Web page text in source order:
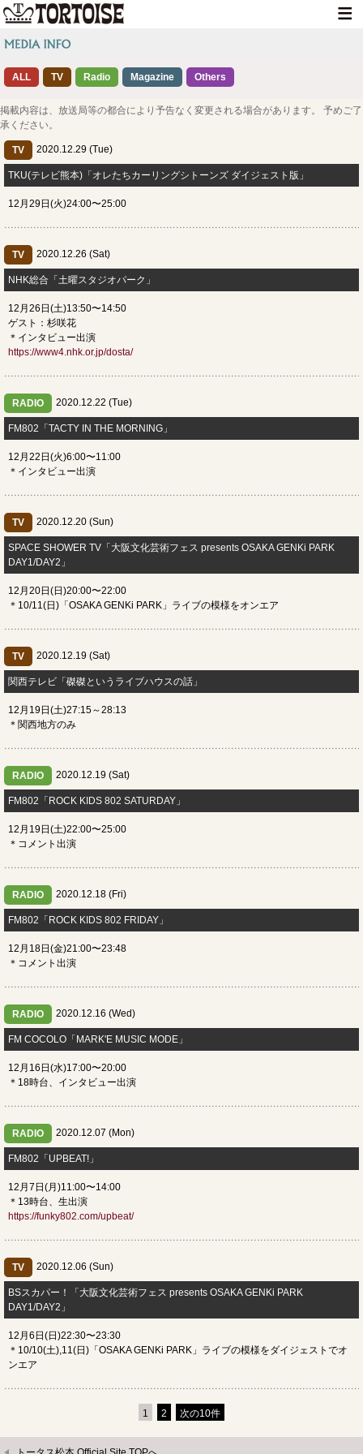
NEWS
LIVE INFO
GOODS
ALL TV Radio Magazine Others
掲載内容は、放送局等の都合により予告なく変更される場合があります。 予めご了
承ください。
TV 2020.12.29 (Tue)
TKU(テレビ熊本)「オレたちカーリングシトーンズ ダイジェスト版」
12月29日(火)24:00〜25:00
TV 2020.12.26 (Sat)
NHK総合「土曜スタジオパーク」
12月26日(土)13:50〜14:50
ゲスト：杉咲花
＊インタビュー出演
https://www4.nhk.or.jp/dosta/
RADIO 2020.12.22 (Tue)
FM802「TACTY IN THE MORNING」
12月22日(火)6:00〜11:00
＊インタビュー出演
TV 2020.12.20 (Sun)
​SPACE SHOWER TV「大阪文化芸術フェス presents OSAKA GENKi PARK
DAY1/DAY2」
12月20日(日)20:00〜22:00
＊10/11(日)「OSAKA GENKi PARK」ライブの模様をオンエア
TV 2020.12.19 (Sat)
関西テレビ「磔磔というライブハウスの話」
12月19日(土)27:15～28:13
＊関西地方のみ
RADIO 2020.12.19 (Sat)
​FM802「ROCK KIDS 802 SATURDAY」
12月19日(土)22:00〜25:00
＊コメント出演
RADIO 2020.12.18 (Fri)
​FM802「ROCK KIDS 802 FRIDAY」
12月18日(金)21:00〜23:48
＊コメント出演
RADIO 2020.12.16 (Wed)
​FM COCOLO「MARK'E MUSIC MODE」
12月16日(水)17:00〜20:00
＊18時台、インタビュー出演
RADIO 2020.12.07 (Mon)
FM802「UPBEAT!」
12月7日(月)11:00〜14:00
＊13時台、生出演
https://funky802.com/upbeat/
TV 2020.12.06 (Sun)
BSスカパー！「大阪文化芸術フェス presents OSAKA GENKi PARK
DAY1/DAY2」
12月6日(日)22:30〜23:30
＊10/10(土),11(日)「OSAKA GENKi PARK」ライブの模様をダイジェストでオ
ンエア
1 2 次の10件